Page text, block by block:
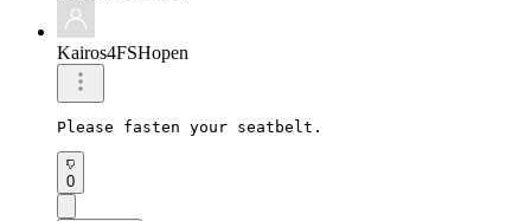
Kairos4FSHopen
Please fasten your seatbelt.
0